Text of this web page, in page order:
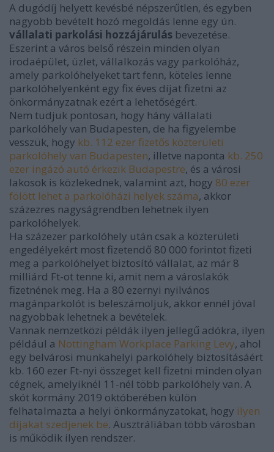
A dugódíj helyett kevésbé népszerűtlen, és egyben
nagyobb bevételt hozó megoldás lenne egy ún.
vállalati parkolási hozzájárulás bevezetése.
Eszerint a város belső részein minden olyan
irodaépület, üzlet, vállalkozás vagy parkolóház,
amely parkolóhelyeket tart fenn, köteles lenne
parkolóhelyenként egy fix éves díjat fizetni az
önkormányzatnak ezért a lehetőségért.
Nem tudjuk pontosan, hogy hány vállalati
parkolóhely van Budapesten, de ha figyelembe
vesszük, hogy kb. 112 ezer fizetős közterületi
parkolóhely van Budapesten, illetve naponta kb. 250
ezer ingázó autó érkezik Budapestre, és a városi
lakosok is közlekednek, valamint azt, hogy 80 ezer
fölött lehet a parkolóházi helyek száma, akkor
százezres nagyságrendben lehetnek ilyen
parkolóhelyek.
Ha százezer parkolóhely után csak a közterületi
engedélyekért most fizetendő 80 000 forintot fizeti
meg a parkolóhelyet biztosító vállalat, az már 8
milliárd Ft-ot tenne ki, amit nem a városlakók
fizetnének meg. Ha a 80 ezernyi nyilvános
magánparkolót is beleszámoljuk, akkor ennél jóval
nagyobbak lehetnek a bevételek.
Vannak nemzetközi példák ilyen jellegű adókra, ilyen
például a Nottingham Workplace Parking Levy, ahol
egy belvárosi munkahelyi parkolóhely biztosításáért
kb. 160 ezer Ft-nyi összeget kell fizetni minden olyan
cégnek, amelyiknél 11-nél több parkolóhely van. A
skót kormány 2019 októberében külön
felhatalmazta a helyi önkormányzatokat, hogy ilyen
díjakat szedjenek be. Ausztráliában több városban
is működik ilyen rendszer.